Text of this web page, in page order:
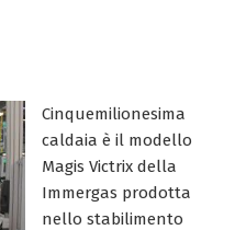
Cinquemilionesima
caldaia è il modello
Magis Victrix della
Immergas prodotta
nello stabilimento